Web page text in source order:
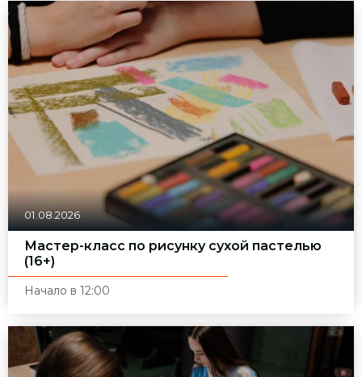
01.08.2026
Мастер-класс по рисунку сухой пастелью
(16+)
Начало в 12:00